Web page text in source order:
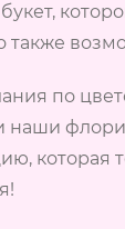
также
по
наши
которая